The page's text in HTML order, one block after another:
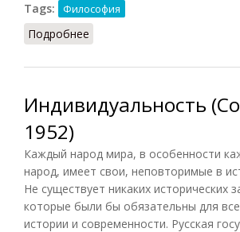
Tags: Философия
Подробнее
Индивидуальность
1952)
Каждый народ мира, в особенности
народ, имеет свои, неповторимые в
Не существует никаких исторических
которые были бы обязательны для
истории и современности. Русская